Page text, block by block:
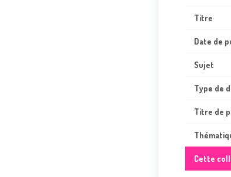
Titre
Date de
Sujet
Type de
Titre de
Cette